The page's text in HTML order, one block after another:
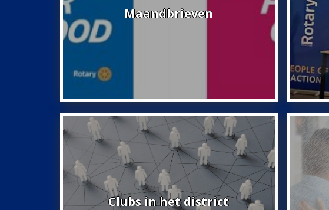
Maandbrieven
Clubs in het district